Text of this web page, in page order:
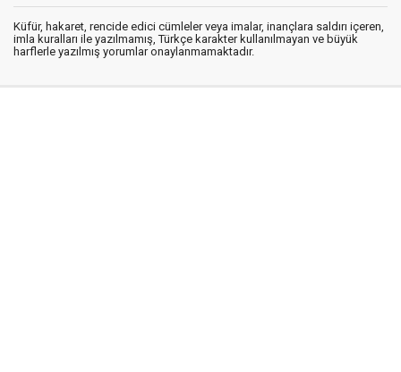
Küfür, hakaret, rencide edici cümleler veya imalar, inançlara saldırı içeren,
imla kuralları ile yazılmamış, Türkçe karakter kullanılmayan ve büyük
harflerle yazılmış yorumlar onaylanmamaktadır.